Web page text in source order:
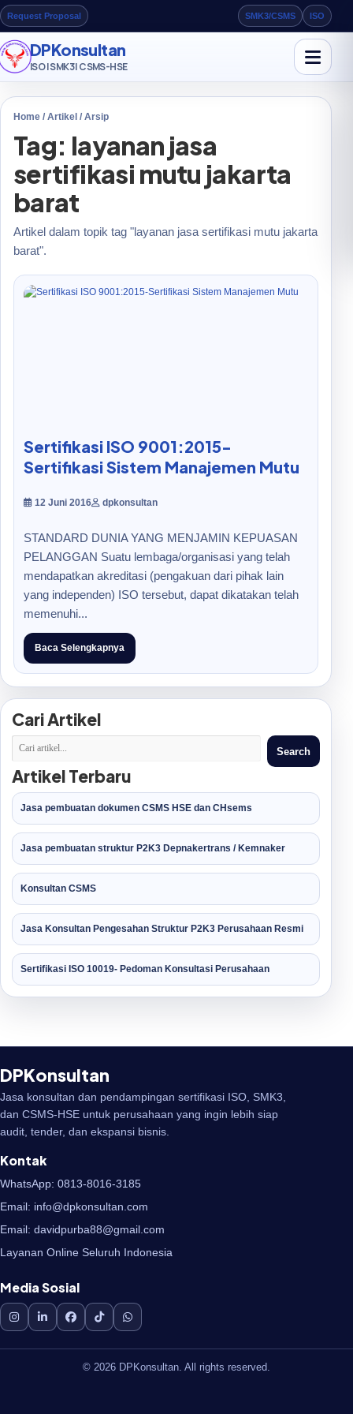
Request Proposal SMK3/CSMS ISO
DPKonsultan
ISO | SMK3 | CSMS-HSE
Home / Artikel / Arsip
Tag: layanan jasa
sertifikasi mutu jakarta
barat
Artikel dalam topik tag "layanan jasa sertifikasi mutu jakarta
barat".
Sertifikasi ISO 9001:2015-
Sertifikasi Sistem Manajemen Mutu
12 Juni 2016 dpkonsultan
STANDARD DUNIA YANG MENJAMIN KEPUASAN
PELANGGAN Suatu lembaga/organisasi yang telah
mendapatkan akreditasi (pengakuan dari pihak lain
yang independen) ISO tersebut, dapat dikatakan telah
memenuhi...
Baca Selengkapnya
Cari Artikel
Search
Artikel Terbaru
Jasa pembuatan dokumen CSMS HSE dan CHsems
Jasa pembuatan struktur P2K3 Depnakertrans / Kemnaker
Konsultan CSMS
Jasa Konsultan Pengesahan Struktur P2K3 Perusahaan Resmi
Sertifikasi ISO 10019- Pedoman Konsultasi Perusahaan
DPKonsultan
Jasa konsultan dan pendampingan sertifikasi ISO, SMK3,
dan CSMS-HSE untuk perusahaan yang ingin lebih siap
audit, tender, dan ekspansi bisnis.
Kontak
WhatsApp: 0813-8016-3185
Email: info@dpkonsultan.com
Email: davidpurba88@gmail.com
Layanan Online Seluruh Indonesia
Media Sosial
© 2026 DPKonsultan. All rights reserved.